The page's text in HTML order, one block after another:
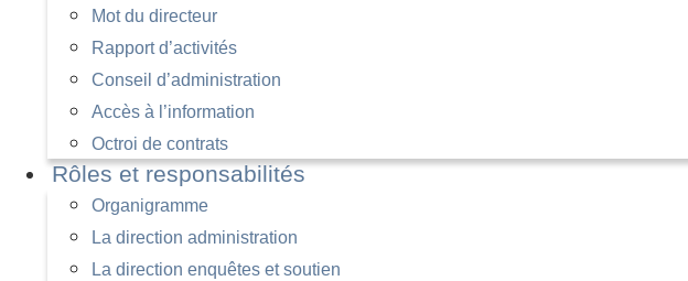
Mot du directeur
Rapport d’activités
Conseil d’administration
Accès à l’information
Octroi de contrats
Rôles et responsabilités
Organigramme
La direction administration
La direction enquêtes et soutien